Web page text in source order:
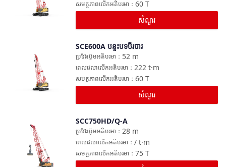
60 T
សមត្ថភាពលើកអតិបរមា ：
សំណួរ
SCE600A បន្ទះបទបីរបារ
52 m
ប្រវែងប៊ូមអតិបរមា ：
222 t·m
ពេលវេលាលើកអតិបរមា ：
60 T
សមត្ថភាពលើកអតិបរមា ：
សំណួរ
SCC750HD/Q-A
28 m
ប្រវែងប៊ូមអតិបរមា ：
/ t·m
ពេលវេលាលើកអតិបរមា ：
75 T
សមត្ថភាពលើកអតិបរមា ：